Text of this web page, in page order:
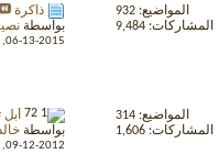
المواضيع: 932
المشاركات: 9,484
ذاكرة
بواسطة
06-13-2015,
المواضيع: 314
المشاركات: 1,606
بواسطة
09-12-2012,